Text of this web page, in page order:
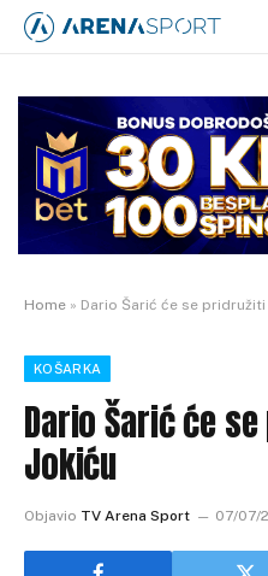
Home » Dario Šarić će se
KOŠARKA
Dario Šarić će
Jokiću
Objavio TV Arena Sport 07/07/